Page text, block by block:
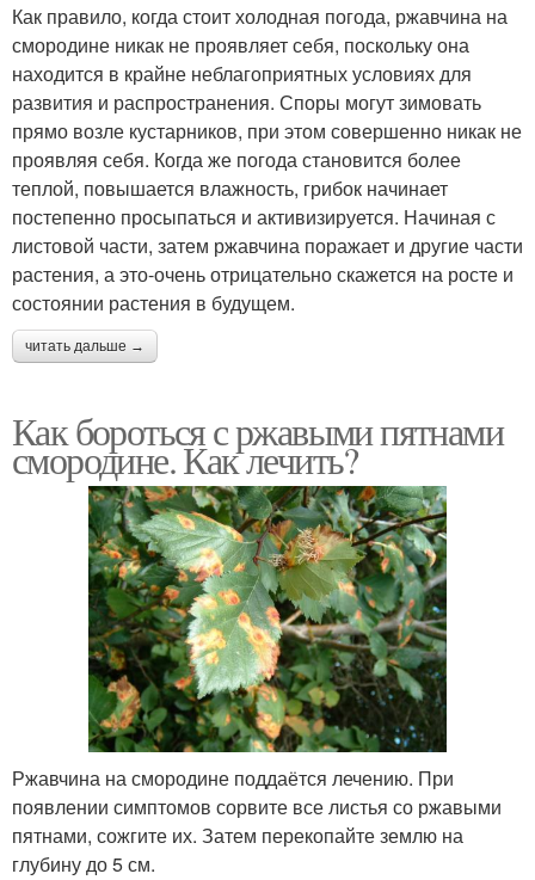
Как правило, когда стоит холодная погода, ржавчина на
смородине никак не проявляет себя, поскольку она
находится в крайне неблагоприятных условиях для
развития и распространения. Споры могут зимовать
прямо возле кустарников, при этом совершенно никак не
проявляя себя. Когда же погода становится более
теплой, повышается влажность, грибок начинает
постепенно просыпаться и активизируется. Начиная с
листовой части, затем ржавчина поражает и другие части
растения, а это-очень отрицательно скажется на росте и
состоянии растения в будущем.
читать дальше →
Как бороться с ржавыми пятнами
смородине. Как лечить?
Ржавчина на смородине поддаётся лечению. При
появлении симптомов сорвите все листья со ржавыми
пятнами, сожгите их. Затем перекопайте землю на
глубину до 5 см.